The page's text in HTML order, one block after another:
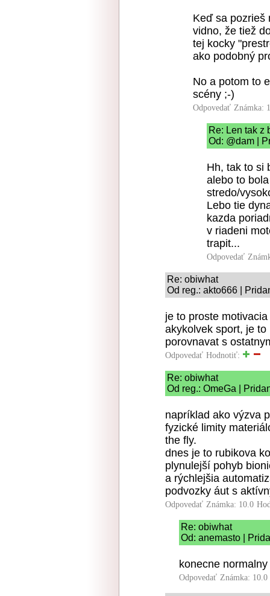
Keď sa pozrieš
vidno, že tiež
tej kocky
ako podobný
No a potom to
scény ;-)
Odpovedať Známka:
Re: Len tak z
Od: @dam |
Hh, tak to si
alebo to
stredo/
Lebo tie
kazda
v riadeni
trapit...
Odpovedať
Re: obiwhat
Od reg.: akto666 |
je to proste
akykolvek sport, je
porovnavat s
Odpovedať Hodnotiť:
Re: obiwhat
Od reg.: OmeGa |
napríklad ako výzva
fyzické limity
the fly.
dnes je to rubikova
plynulejší pohyb
a rýchlejšia
podvozky áut s
Odpovedať Známka: 10.0
Re: obiwhat
Od: anemasto |
konecne
Odpovedať Známka: 10.0